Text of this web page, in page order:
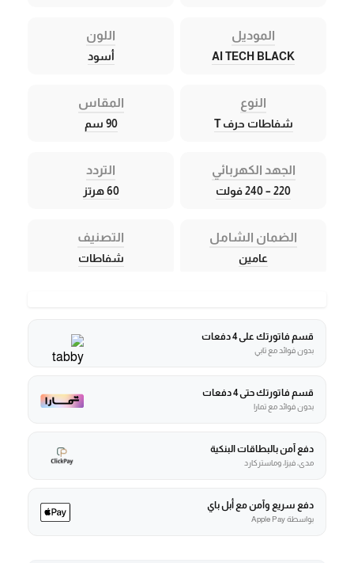
الموديل
AI TECH BLACK
اللون
أسود
النوع
شفاطات حرف T
المقاس
90 سم
الجهد الكهربائي
220 – 240 فولت
التردد
60 هرتز
الضمان الشامل
عامين
التصنيف
شفاطات
قسم فاتورتك على 4 دفعات
بدون فوائد مع تابي
قسم فاتورتك حتى 4 دفعات
بدون فوائد مع تمارا
دفع آمن بالبطاقات البنكية
مدى، فيزا، وماستركارد
دفع سريع وآمن مع أبل باي
بواسطة Apple Pay